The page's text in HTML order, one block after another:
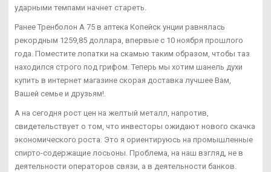
ударными темпами начнет стареть.
Ранее Тренболон A 75 в аптека Копейск унции равнялась
рекордным 1259,85 доллара, впервые с 10 ноября прошлого
года. Поместите лопатки на скамью таким образом, чтобы таз
находился строго под грифом. Теперь мы хотим шанель духи
купить в интернет магазине скорая доставка лучшее Вам,
Вашей семье и друзьям!.
А на сегодня рост цен на желтый металл, напротив,
свидетельствует о том, что инвесторы ожидают нового скачка
экономического роста. Это я ориентируюсь на промышленные
спирто-содержащие лосьоны. Проблема, на наш взгляд, не в
деятельности операторов связи, а в деятельности банков.